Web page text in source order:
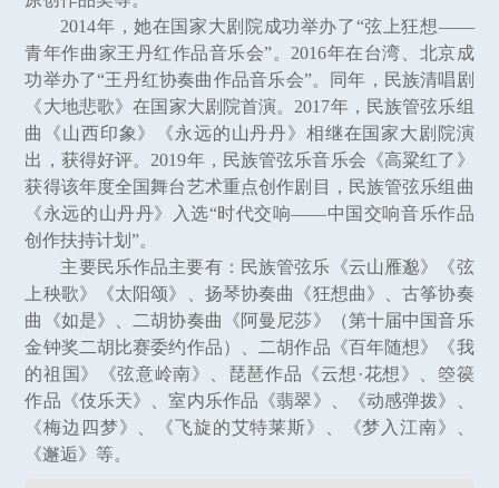
2014年，她在国家大剧院成功举办了“弦上狂想——
青年作曲家王丹红作品音乐会”。2016年在台湾、北京成
功举办了“王丹红协奏曲作品音乐会”。同年，民族清唱剧
《大地悲歌》在国家大剧院首演。2017年，民族管弦乐组
曲《山西印象》《永远的山丹丹》相继在国家大剧院演
出，获得好评。2019年，民族管弦乐音乐会《高粱红了》
获得该年度全国舞台艺术重点创作剧目，民族管弦乐组曲
《永远的山丹丹》入选“时代交响——中国交响音乐作品
创作扶持计划”。
主要民乐作品主要有：民族管弦乐《云山雁邈》《弦
上秧歌》《太阳颂》、扬琴协奏曲《狂想曲》、古筝协奏
曲《如是》、二胡协奏曲《阿曼尼莎》（第十届中国音乐
金钟奖二胡比赛委约作品）、二胡作品《百年随想》《我
的祖国》《弦意岭南》、琵琶作品《云想·花想》、箜篌
作品《伎乐天》、室内乐作品《翡翠》、《动感弹拨》、
《梅边四梦》、《飞旋的艾特莱斯》、《梦入江南》、
《邂逅》等。